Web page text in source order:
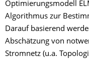
Optimierungsmodell
Algorithmus zur
Darauf basierend
Abschätzung von
Stromnetz (u.a.